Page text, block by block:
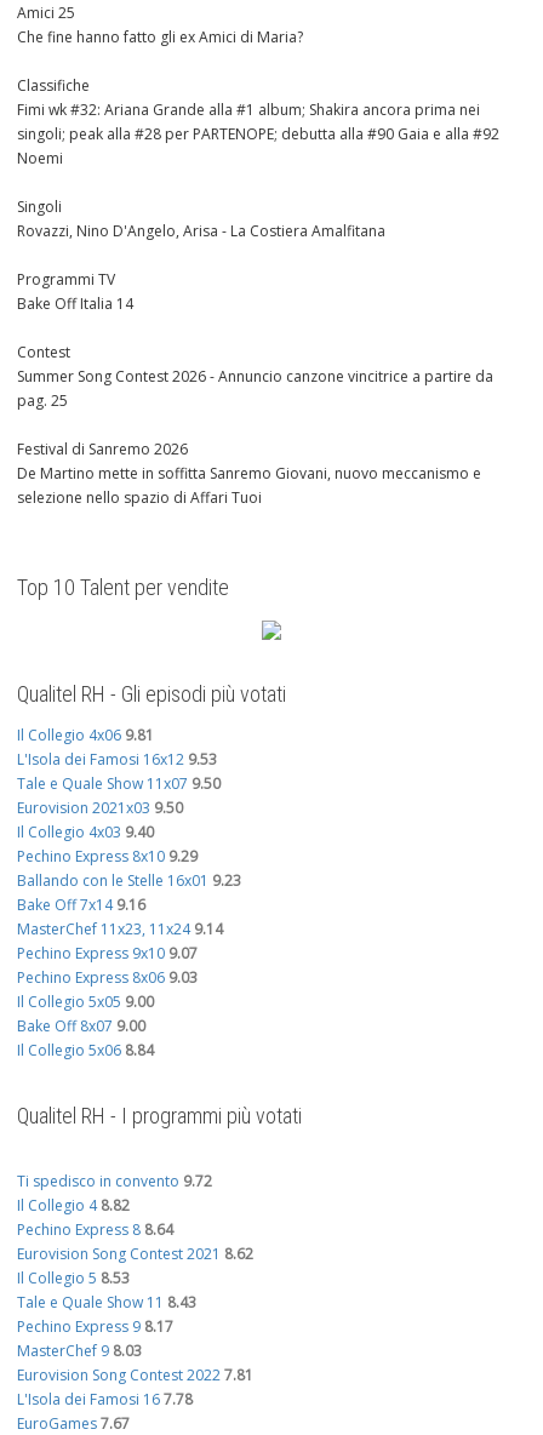
Amici 25
Che fine hanno fatto gli ex Amici di Maria?
Classifiche
Fimi wk #32: Ariana Grande alla #1 album; Shakira ancora prima nei
singoli; peak alla #28 per PARTENOPE; debutta alla #90 Gaia e alla #92
Noemi
Singoli
Rovazzi, Nino D'Angelo, Arisa - La Costiera Amalfitana
Programmi TV
Bake Off Italia 14
Contest
Summer Song Contest 2026 - Annuncio canzone vincitrice a partire da
pag. 25
Festival di Sanremo 2026
De Martino mette in soffitta Sanremo Giovani, nuovo meccanismo e
selezione nello spazio di Affari Tuoi
Top 10 Talent per vendite
Qualitel RH - Gli episodi più votati
Il Collegio 4x06 9.81
L'Isola dei Famosi 16x12 9.53
Tale e Quale Show 11x07 9.50
Eurovision 2021x03 9.50
Il Collegio 4x03 9.40
Pechino Express 8x10 9.29
Ballando con le Stelle 16x01 9.23
Bake Off 7x14 9.16
MasterChef 11x23, 11x24 9.14
Pechino Express 9x10 9.07
Pechino Express 8x06 9.03
Il Collegio 5x05 9.00
Bake Off 8x07 9.00
Il Collegio 5x06 8.84
Qualitel RH - I programmi più votati
Ti spedisco in convento 9.72
Il Collegio 4 8.82
Pechino Express 8 8.64
Eurovision Song Contest 2021 8.62
Il Collegio 5 8.53
Tale e Quale Show 11 8.43
Pechino Express 9 8.17
MasterChef 9 8.03
Eurovision Song Contest 20227.81
L'Isola dei Famosi 167.78
EuroGames7.67